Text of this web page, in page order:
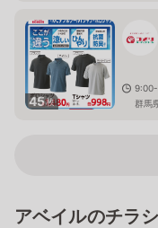
45枚
群馬
アベイルのチラ